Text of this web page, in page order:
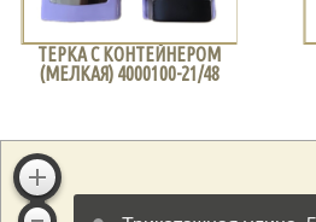
ТЕРКА С КОНТЕЙНЕРОМ
(МЕЛКАЯ) 4000100-21/48